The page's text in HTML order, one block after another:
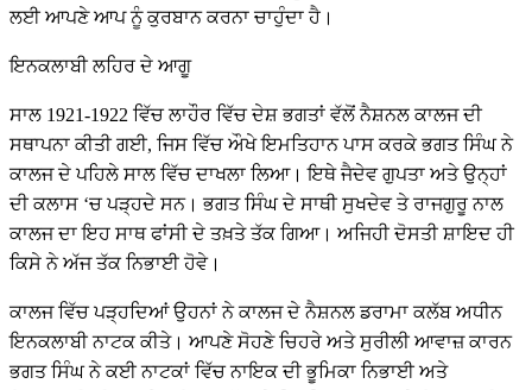
ਲਈ ਆਪਣੇ ਆਪ ਨੂੰ ਕੁਰਬਾਨ ਕਰਨਾ ਚਾਹੁੰਦਾ ਹੈ।
ਇਨਕਲਾਬੀ ਲਹਿਰ ਦੇ ਆਗੂ
ਸਾਲ 1921-1922 ਵਿੱਚ ਲਾਹੌਰ ਵਿੱਚ ਦੇਸ਼ ਭਗਤਾਂ ਵੱਲੋਂ ਨੈਸ਼ਨਲ ਕਾਲਜ ਦੀ
ਸਥਾਪਨਾ ਕੀਤੀ ਗਈ, ਜਿਸ ਵਿੱਚ ਔਖੇ ਇਮਤਿਹਾਨ ਪਾਸ ਕਰਕੇ ਭਗਤ ਸਿੰਘ ਨੇ
ਕਾਲਜ ਦੇ ਪਹਿਲੇ ਸਾਲ ਵਿੱਚ ਦਾਖਲਾ ਲਿਆ। ਇਥੇ ਜੈਦੇਵ ਗੁਪਤਾ ਅਤੇ ਉਨ੍ਹਾਂ
ਦੀ ਕਲਾਸ ‘ਚ ਪੜ੍ਹਦੇ ਸਨ। ਭਗਤ ਸਿੰਘ ਦੇ ਸਾਥੀ ਸੁਖਦੇਵ ਤੇ ਰਾਜਗੁਰੂ ਨਾਲ
ਕਾਲਜ ਦਾ ਇਹ ਸਾਥ ਫਾਂਸੀ ਦੇ ਤਖ਼ਤੇ ਤੱਕ ਗਿਆ। ਅਜਿਹੀ ਦੋਸਤੀ ਸ਼ਾਇਦ ਹੀ
ਕਿਸੇ ਨੇ ਅੱਜ ਤੱਕ ਨਿਭਾਈ ਹੋਵੇ।
ਕਾਲਜ ਵਿੱਚ ਪੜ੍ਹਦਿਆਂ ਉਹਨਾਂ ਨੇ ਕਾਲਜ ਦੇ ਨੈਸ਼ਨਲ ਡਰਾਮਾ ਕਲੱਬ ਅਧੀਨ
ਇਨਕਲਾਬੀ ਨਾਟਕ ਕੀਤੇ। ਆਪਣੇ ਸੋਹਣੇ ਚਿਹਰੇ ਅਤੇ ਸੁਰੀਲੀ ਆਵਾਜ਼ ਕਾਰਨ
ਭਗਤ ਸਿੰਘ ਨੇ ਕਈ ਨਾਟਕਾਂ ਵਿੱਚ ਨਾਇਕ ਦੀ ਭੂਮਿਕਾ ਨਿਭਾਈ ਅਤੇ